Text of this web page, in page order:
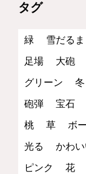
タグ
緑 雪だるま
足場 大砲
グリーン 冬
砲弾 宝石
桃 草 ボ
光る かわ
ピンク 花